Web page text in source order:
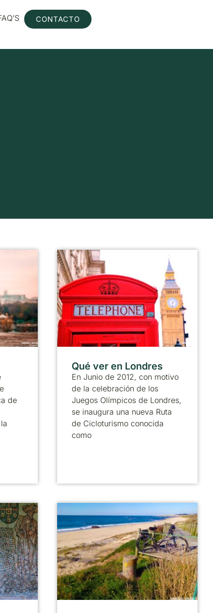
CONTACTO
de
Qué ver en Londres
En Junio de 2012, con motivo
de la celebración de los
Juegos Olímpicos de Londres,
se inaugura una nueva Ruta
de Cicloturismo conocida
como